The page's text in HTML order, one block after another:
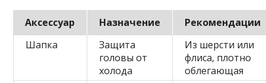
Аксессуар Назначение
Рекомендации
Шапка
Защита
головы от
холода
Из шерсти или
флиса, плотно
облегающая